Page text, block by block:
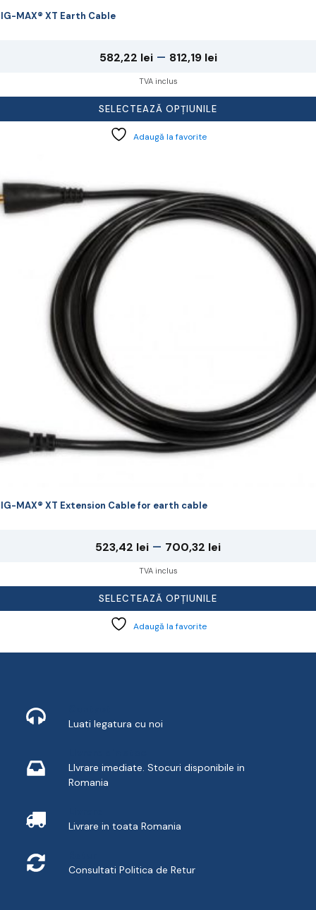
MAX® XT Earth Cable
582,22 lei – 812,19 leiInterval
prețuri:
582,22 lei
TVA inclus
SELECTEAZĂ OPȚIUNILE
Adaugă la favorite
MAX® XT Extension Cable for earth cable
523,42 lei – 700,32 leiInterval
prețuri:
523,42 lei
la
TVA inclus
SELECTEAZĂ OPȚIUNILE
Adaugă la favorite
Luati legatura cu noi
LIvrare imediate. Stocuri disponibile in
Romania
Livrare in toata Romania
Consultati Politica de Retur